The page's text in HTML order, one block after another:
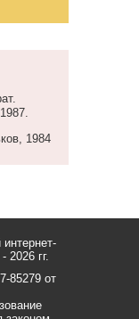
1984
2026 гг.
85279 от